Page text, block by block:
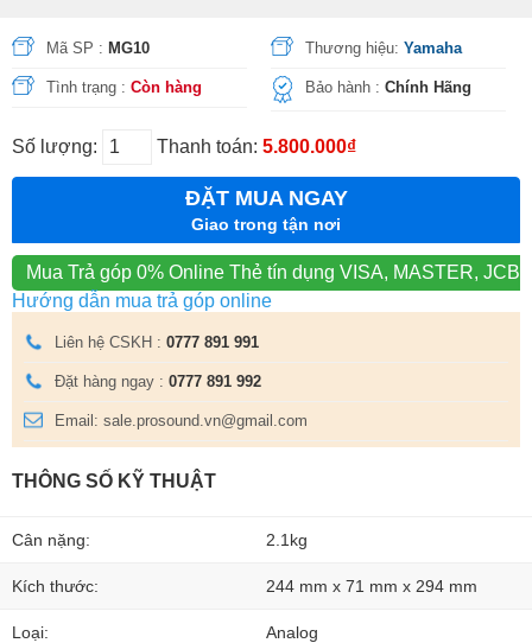
Mã SP : MG10 Thương hiệu:Yamaha
Tình trạng : Còn hàng Bảo hành :Chính Hãng
Số lượng: Thanh toán: 5.800.000₫
ĐẶT MUA NGAY
Giao trong tận nơi
Mua Trả góp 0% Online Thẻ tín dụng VISA, MASTER, JCB
Hướng dẫn mua trả góp online
Liên hệ CSKH : 0777 891 991
Đặt hàng ngay : 0777 891 992
Email: sale.prosound.vn@gmail.com
THÔNG SỐ KỸ THUẬT
Cân nặng: 2.1kg
Kích thước: 244 mm x 71 mm x 294 mm
Loại: Analog